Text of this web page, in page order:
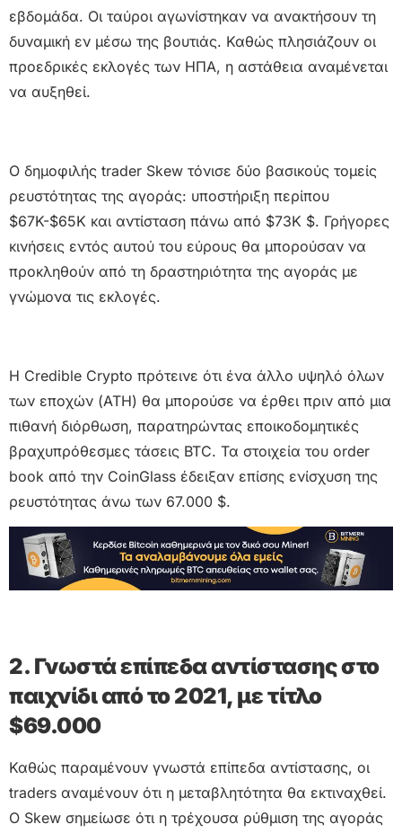
εβδομάδα. Οι ταύροι αγωνίστηκαν να ανακτήσουν τη
δυναμική εν μέσω της βουτιάς. Καθώς πλησιάζουν οι
προεδρικές εκλογές των ΗΠΑ, η αστάθεια αναμένεται
να αυξηθεί.
Ο δημοφιλής trader Skew τόνισε δύο βασικούς τομείς
ρευστότητας της αγοράς: υποστήριξη περίπου
$67K-$65K και αντίσταση πάνω από $73K $. Γρήγορες
κινήσεις εντός αυτού του εύρους θα μπορούσαν να
προκληθούν από τη δραστηριότητα της αγοράς με
γνώμονα τις εκλογές.
Η Credible Crypto πρότεινε ότι ένα άλλο υψηλό όλων
των εποχών (ATH) θα μπορούσε να έρθει πριν από μια
πιθανή διόρθωση, παρατηρώντας εποικοδομητικές
βραχυπρόθεσμες τάσεις BTC. Τα στοιχεία του order
book από την CoinGlass έδειξαν επίσης ενίσχυση της
ρευστότητας άνω των 67.000 $.
2. Γνωστά επίπεδα αντίστασης στο
παιχνίδι από το 2021, με τίτλο
$69.000
Καθώς παραμένουν γνωστά επίπεδα αντίστασης, οι
traders αναμένουν ότι η μεταβλητότητα θα εκτιναχθεί.
Ο Skew σημείωσε ότι η τρέχουσα ρύθμιση της αγοράς